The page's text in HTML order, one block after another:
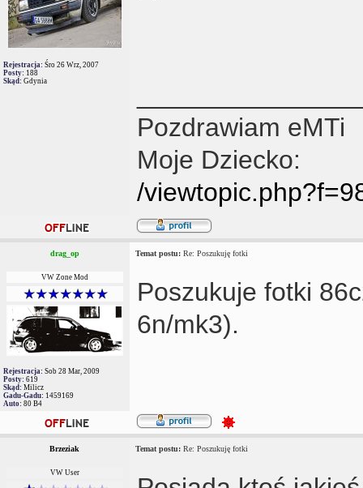
Rejestracja: Śro 26 Wrz, 2007
Posty: 188
Skąd: Gdynia
Pozdrawiam eMTi
Moje Dziecko:
/
drag_op Temat postu: Re: Poszukuję fotki
VW Zone Mod
Rejestracja: Sob 28 Mar, 2009
Posty: 619
Skąd: Milicz
Gadu-Gadu: 1459169
Auto: 80 B4
Poszukuje fotki
6n/mk3).
Brzeziak Temat postu: Re: Poszukuję fotki
VW User